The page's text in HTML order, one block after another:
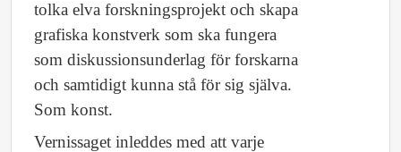
tolka elva forskningsprojekt och skapa
grafiska konstverk som ska fungera
som diskussionsunderlag för forskarna
och samtidigt kunna stå för sig själva.
Som konst.
Vernissaget inleddes med att varje